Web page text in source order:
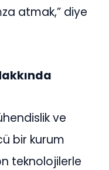
atmak,” diye
ve
bir kurum
teknolojilerle